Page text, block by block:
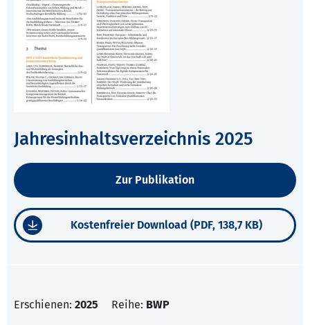
Jahresinhaltsverzeichnis 2025
Zur Publikation
Kostenfreier Download (PDF, 138,7 KB)
Erschienen: 2025 Reihe: BWP